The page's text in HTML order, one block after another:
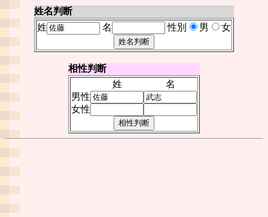
姓名判断
姓
名 性別 男 女
相性判断
姓
名
男性
女性